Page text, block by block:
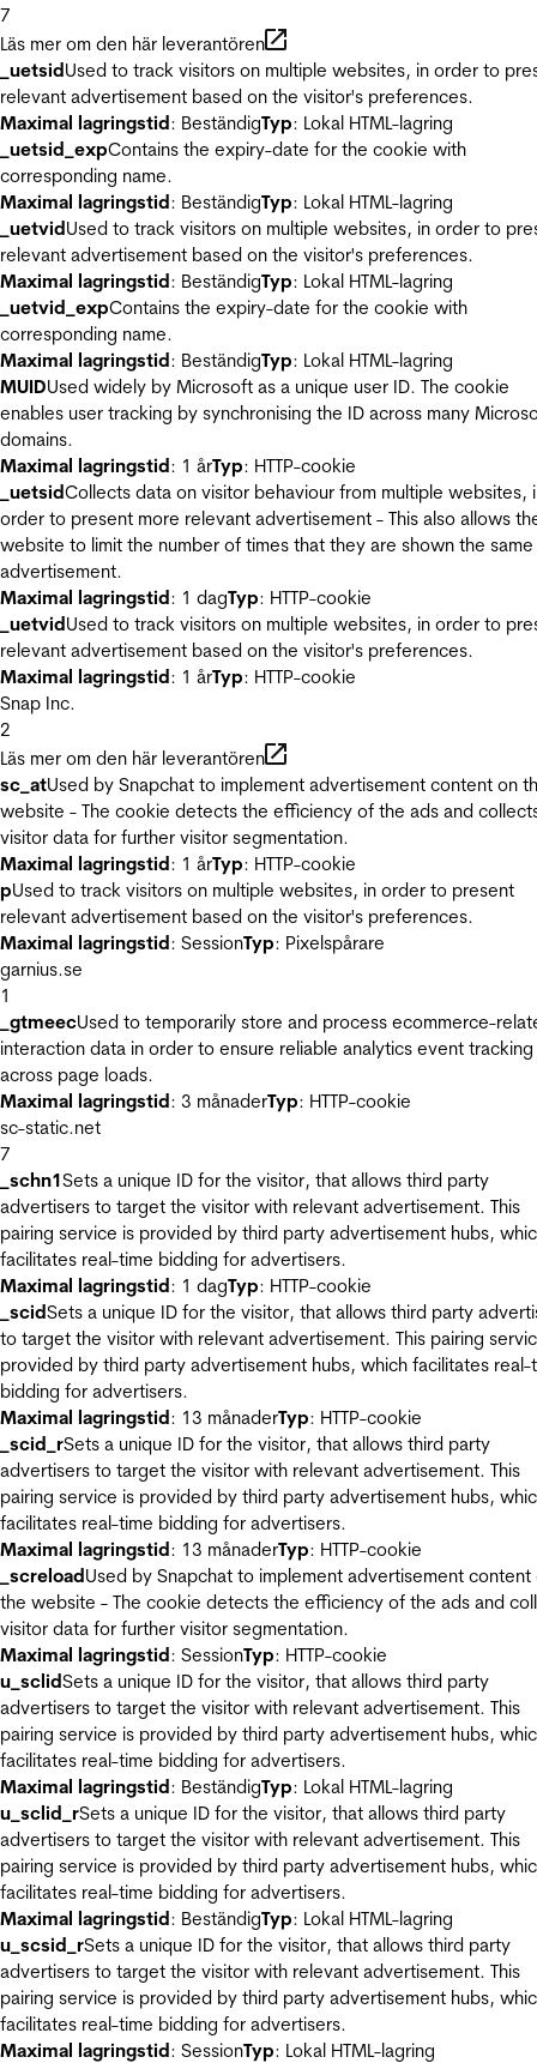
7
Läs mer om den här leverantören
_uetsidUsed to track visitors on multiple websites, in order to
relevant advertisement based on the visitor's preferences.
Maximal lagringstid: BeständigTyp: Lokal HTML-lagring
_uetsid_expContains the expiry-date for the cookie with
corresponding name.
Maximal lagringstid: BeständigTyp: Lokal HTML-lagring
_uetvidUsed to track visitors on multiple websites, in order to
relevant advertisement based on the visitor's preferences.
Maximal lagringstid: BeständigTyp: Lokal HTML-lagring
_uetvid_expContains the expiry-date for the cookie with
corresponding name.
Maximal lagringstid: BeständigTyp: Lokal HTML-lagring
MUIDUsed widely by Microsoft as a unique user ID. The cookie
enables user tracking by synchronising the ID across many
domains.
Maximal lagringstid: 1 årTyp: HTTP-cookie
_uetsidCollects data on visitor behaviour from multiple websites,
order to present more relevant advertisement - This also allows
website to limit the number of times that they are shown the same
advertisement.
Maximal lagringstid: 1 dagTyp: HTTP-cookie
_uetvidUsed to track visitors on multiple websites, in order to
relevant advertisement based on the visitor's preferences.
Maximal lagringstid: 1 årTyp: HTTP-cookie
Snap Inc.
2
Läs mer om den här leverantören
sc_atUsed by Snapchat to implement advertisement content on
website - The cookie detects the efficiency of the ads and
visitor data for further visitor segmentation.
Maximal lagringstid: 1 årTyp: HTTP-cookie
pUsed to track visitors on multiple websites, in order to present
relevant advertisement based on the visitor's preferences.
Maximal lagringstid: SessionTyp: Pixelspårare
garnius.se
1
_gtmeecUsed to temporarily store and process ecommerce-
interaction data in order to ensure reliable analytics event tracking
across page loads.
Maximal lagringstid: 3 månaderTyp: HTTP-cookie
sc-static.net
7
_schn1Sets a unique ID for the visitor, that allows third party
advertisers to target the visitor with relevant advertisement. This
pairing service is provided by third party advertisement hubs,
facilitates real-time bidding for advertisers.
Maximal lagringstid: 1 dagTyp: HTTP-cookie
_scidSets a unique ID for the visitor, that allows third party
to target the visitor with relevant advertisement. This pairing
provided by third party advertisement hubs, which facilitates real-
bidding for advertisers.
Maximal lagringstid: 13 månaderTyp: HTTP-cookie
_scid_rSets a unique ID for the visitor, that allows third party
advertisers to target the visitor with relevant advertisement. This
pairing service is provided by third party advertisement hubs,
facilitates real-time bidding for advertisers.
Maximal lagringstid: 13 månaderTyp: HTTP-cookie
_screloadUsed by Snapchat to implement advertisement content
the website - The cookie detects the efficiency of the ads and
visitor data for further visitor segmentation.
Maximal lagringstid: SessionTyp: HTTP-cookie
u_sclidSets a unique ID for the visitor, that allows third party
advertisers to target the visitor with relevant advertisement. This
pairing service is provided by third party advertisement hubs,
facilitates real-time bidding for advertisers.
Maximal lagringstid: BeständigTyp: Lokal HTML-lagring
u_sclid_rSets a unique ID for the visitor, that allows third party
advertisers to target the visitor with relevant advertisement. This
pairing service is provided by third party advertisement hubs,
facilitates real-time bidding for advertisers.
Maximal lagringstid: BeständigTyp: Lokal HTML-lagring
u_scsid_rSets a unique ID for the visitor, that allows third party
advertisers to target the visitor with relevant advertisement. This
pairing service is provided by third party advertisement hubs,
facilitates real-time bidding for advertisers.
Maximal lagringstid: SessionTyp: Lokal HTML-lagring